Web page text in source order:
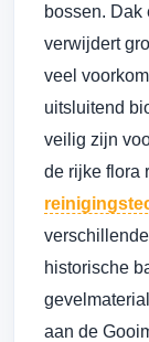
bossen.
verwijdert
veel
uitsluitend
veilig zijn
de rijke flora
historische
aan de